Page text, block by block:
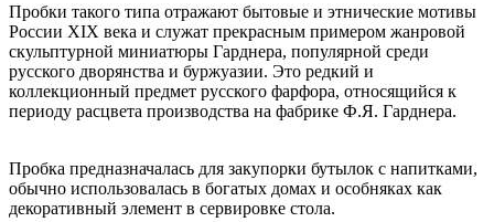
Пробки такого типа отражают бытовые и этнические мотивы
России XIX века и служат прекрасным примером жанровой
скульптурной миниатюры Гарднера, популярной среди
русского дворянства и буржуазии. Это редкий и
коллекционный предмет русского фарфора, относящийся к
периоду расцвета производства на фабрике Ф.Я. Гарднера.
Пробка предназначалась для закупорки бутылок с напитками,
обычно использовалась в богатых домах и особняках как
декоративный элемент в сервировке стола.